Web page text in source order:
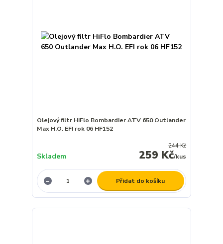
Olejový filtr HiFlo Bombardier ATV 650 Outlander
Max H.O. EFI rok 06 HF152
244 Kč
259 Kč/kus
Skladem
Přidat do košíku